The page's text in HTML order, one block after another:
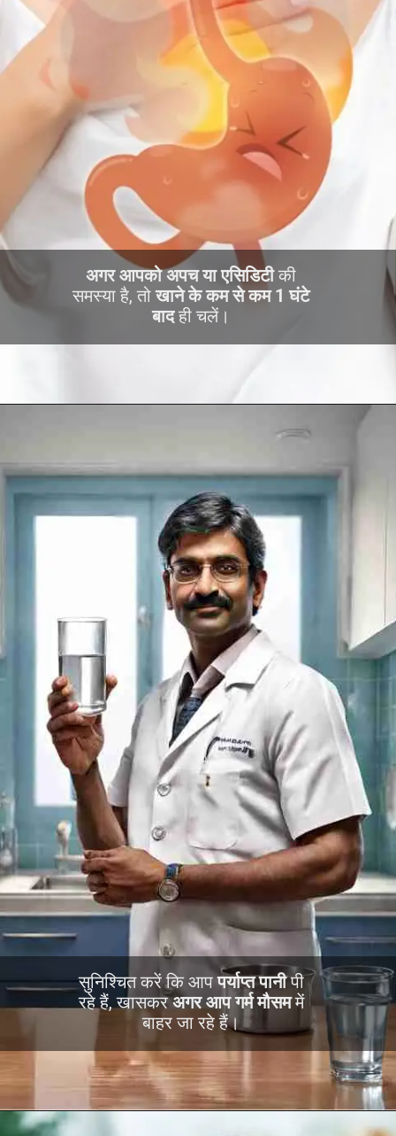
अगर आपको अपच या एसिडिटीकी
समस्या है, तोखाने के कम से कम 1 घंटे
बादही चलें।
सुनिश्चित करें कि आपपर्याप्त पानीपी
रहे हैं, खासकरअगर आप गर्म मौसममें
बाहर जा रहे हैं।